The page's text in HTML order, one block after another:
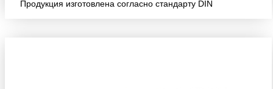
Продукция изготовлена согласно стандарту DIN